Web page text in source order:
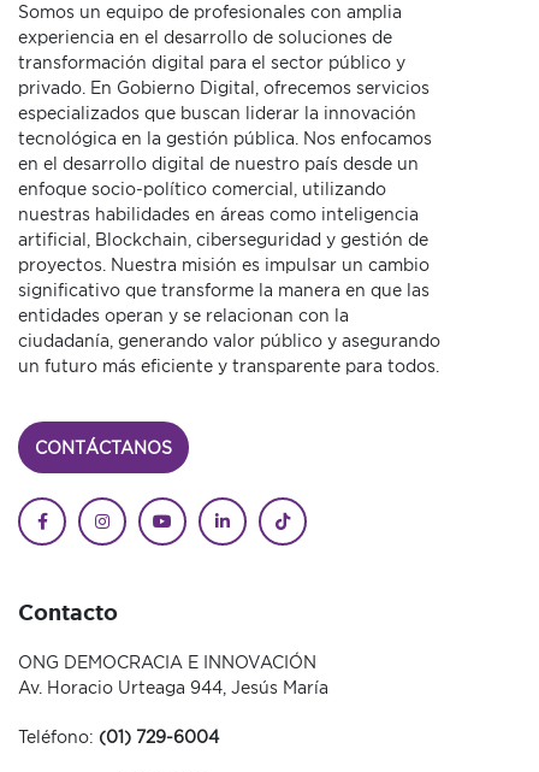
Somos un equipo de profesionales con amplia
experiencia en el desarrollo de soluciones de
transformación digital para el sector público y
privado. En Gobierno Digital, ofrecemos servicios
especializados que buscan liderar la innovación
tecnológica en la gestión pública. Nos enfocamos
en el desarrollo digital de nuestro país desde un
enfoque socio-político comercial, utilizando
nuestras habilidades en áreas como inteligencia
artificial, Blockchain, ciberseguridad y gestión de
proyectos. Nuestra misión es impulsar un cambio
significativo que transforme la manera en que las
entidades operan y se relacionan con la
ciudadanía, generando valor público y asegurando
un futuro más eficiente y transparente para todos.
CONTÁCTANOS
Contacto
ONG DEMOCRACIA E INNOVACIÓN
Av. Horacio Urteaga 944, Jesús María
Teléfono: (01) 729-6004